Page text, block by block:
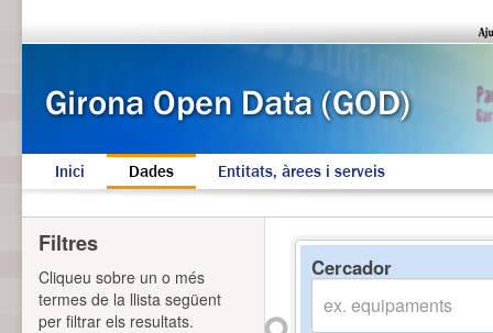
Inici Dades Entitats, àrees i serveis
Cercador
Filtres
Cliqueu sobre un o més
termes de la llista següent
per filtrar els resultats.